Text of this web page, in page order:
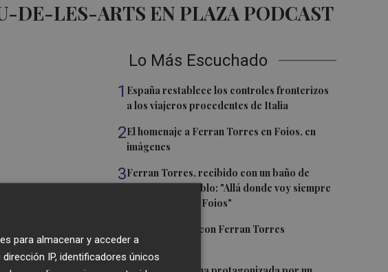
DE-LES-ARTS EN PLAZA PODCAST
Lo Más Escuchado
1 España restablece los controles fronterizos
a los viajeros procedentes de Italia
2El homenaje a Ferran Torres en Foios, en
imágenes
3Ferran Torres, recibido con un baño de
masas en su pueblo: "Allá donde voy siempre
digo que soy de Foios"
Foios se vuelca con Ferran Torres
para almacenar y acceder a
IP, identificadores únicos